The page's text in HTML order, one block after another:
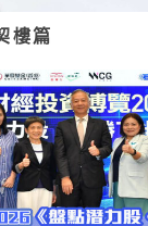
樓篇